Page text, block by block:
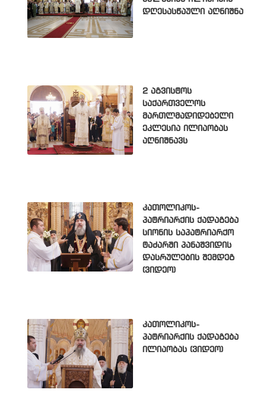
დღესასწაული აღნიშნა
2 აგვისტოს
საქართველოს
მართლმადიდებელი
ეკლესია ილიაობას
აღნიშნავს
კათოლიკოს-
პატრიარქის ქადაგება
სიონის საპატრიარქო
ტაძარში პანაშვიდის
დასრულების შემდეგ
(ვიდეო)
კათოლიკოს-
პატრიარქის ქადაგება
ილიაობას (ვიდეო)